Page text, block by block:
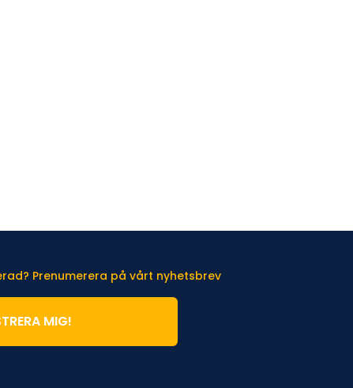
Prenumerera på vårt nyhetsbrev
MIG!